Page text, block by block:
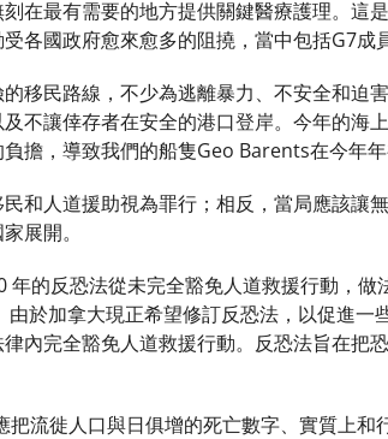
在最有需要的地方提供關鍵醫療護理。
各國政府愈來愈多的阻撓，當中包括G7成員
移民路線，不少為逃離暴力、不安全和迫
不讓倖存者在安全的港口登岸。今年的海
擔，導致我們的船隻Geo Barents在今年年
和人道援助視為罪行；相反，當局應該讓
展開。
年的反恐法從未完全豁免人道救援行動，
於加拿大現正希望修訂反恐法，以促進
內完全豁免人道救援行動。反恐法旨在把
流徙人口與日俱增的死亡數字、實質上